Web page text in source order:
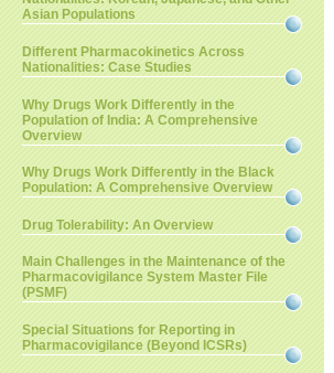
Asian Populations
Different Pharmacokinetics Across
Nationalities: Case Studies
Why Drugs Work Differently in the
Population of India: A Comprehensive
Overview
Why Drugs Work Differently in the Black
Population: A Comprehensive Overview
Drug Tolerability: An Overview
Main Challenges in the Maintenance of the
Pharmacovigilance System Master File
(PSMF)
Special Situations for Reporting in
Pharmacovigilance (Beyond ICSRs)